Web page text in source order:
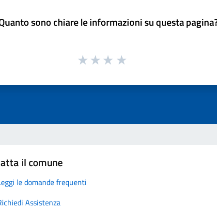
sono chiare le informazioni su questa
il comune
le domande frequenti
Assistenza